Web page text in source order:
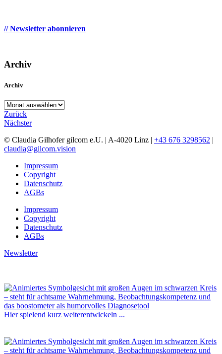
// Newsletter abonnieren
Archiv
Archiv
Archiv
Zurück
Nächster
© Claudia Gilhofer gilcom e.U. | A-4020 Linz | +43 676 3298562 |
claudia@gilcom.vision
Impressum
Copyright
Datenschutz
AGBs
Impressum
Copyright
Datenschutz
AGBs
Newsletter
Hier spielend kurz weiterentwickeln ...